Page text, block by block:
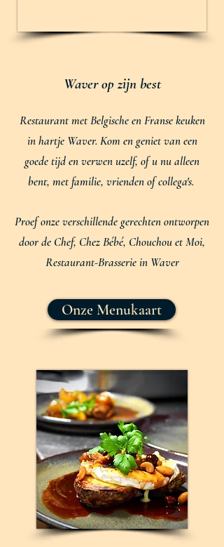
Waver op zijn best
Restaurant met Belgische en Franse keuken
in hartje Waver. Kom en geniet van een
goede tijd en verwen uzelf, of u nu alleen
bent, met familie, vrienden of collega's. ​
Proef onze verschillende gerechten ontworpen
door de Chef, Chez Bébé, Chouchou et Moi,
Restaurant-Brasserie in Waver
Onze Menukaart